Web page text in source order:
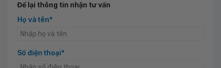
Để lại thông tin nhận tư vấn
Họ và tên*
Số điện thoại*